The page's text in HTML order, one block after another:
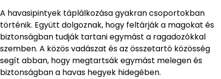
A havasipintyek táplálkozása gyakran csoportokban
történik. Együtt dolgoznak, hogy feltárják a magokat és
biztonságban tudják tartani egymást a ragadozókkal
szemben. A közös vadászat és az összetartó közösség
segít abban, hogy megtartsák egymást melegen és
biztonságban a havas hegyek hidegében.